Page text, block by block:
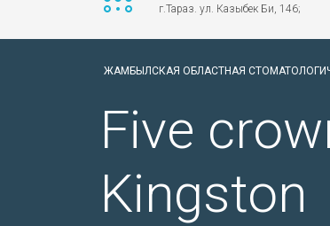
г.Тараз. ул. Казыбек Би, 146;
ЖАМБЫЛСКАЯ ОБЛАСТНАЯ
Five
Kingston